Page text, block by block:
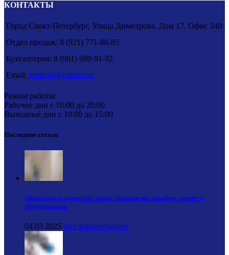
КОНТАКТЫ
Город Санкт-Петербург, Улица Димитрова, Дом 17, Офис 240
Отдел продаж: 8 (921) 771-88-85
Бухгалтерия: 8 (981) 699-91-92
Email: evrtreid@yandex.ru
Режим работы:
Рабочие дни с 10:00 до 20:00
Выходные дни с 10:00 до 15:00
Последние статьи
Окрасочные агрегаты: виды, применение и выбор лучшего
оборудования
04.03.2025 Нет комментариев